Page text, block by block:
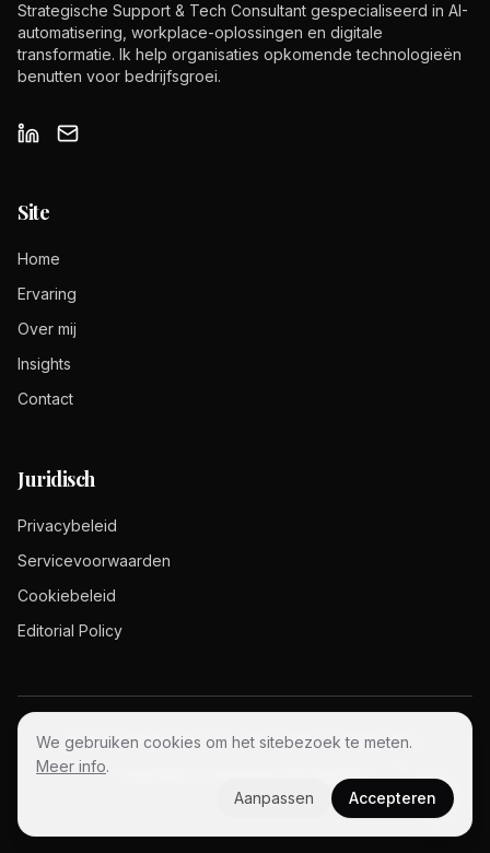
Strategische Support & Tech Consultant gespecialiseerd in AI-
automatisering, workplace-oplossingen en digitale
transformatie. Ik help organisaties opkomende technologieën
benutten voor bedrijfsgroei.
Site
Home
Ervaring
Over mij
Insights
Contact
Juridisch
Privacybeleid
Servicevoorwaarden
Cookiebeleid
Editorial Policy
©2026Matthieu Pesesse.Alle rechten voorbehouden.
Anthropic
We gebruiken cookies om het sitebezoek te meten.
Meer info.
Aanpassen
Accepteren